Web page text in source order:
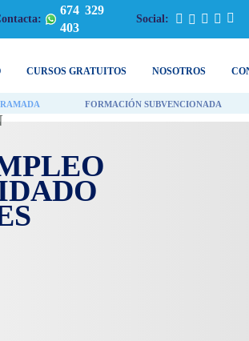
674 329
403
Social:
CURSOS GRATUITOS NOSOTROS
FORMACIÓN SUBVENCIONADA